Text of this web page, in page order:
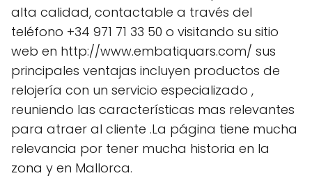
alta calidad, contactable a través del
teléfono +34 971 71 33 50 o visitando su sitio
web en http://www.embatiquars.com/ sus
principales ventajas incluyen productos de
relojería con un servicio especializado ,
reuniendo las características mas relevantes
para atraer al cliente .La página tiene mucha
relevancia por tener mucha historia en la
zona y en Mallorca.